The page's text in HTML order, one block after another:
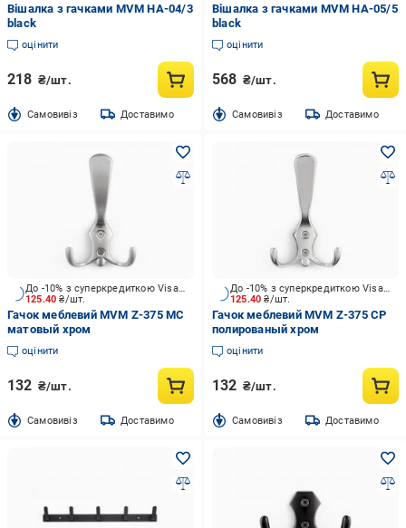
Вішалка з гачками MVM HA-04/3
black
оцінити
218 ₴/шт.
Cамовивіз Доставимо
Вішалка з гачками MVM HA-05/5
black
оцінити
568 ₴/шт.
Cамовивіз Доставимо
125.40₴/шт.
До -10% з суперкредиткою Visa Вигода
Гачок меблевий MVM Z-375 MC
матовый хром
оцінити
132 ₴/шт.
Cамовивіз Доставимо
125.40₴/шт.
До -10% з суперкредиткою Visa Вигода
Гачок меблевий MVM Z-375 CP
полированый хром
оцінити
132 ₴/шт.
Cамовивіз Доставимо